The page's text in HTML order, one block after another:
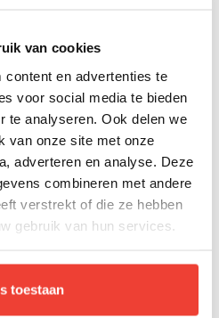
van cookies
en advertenties te
voor social media te bieden
te analyseren. Ook delen we
van onze site met onze
adverteren en analyse. Deze
combineren met andere
verstrekt of die ze hebben
gebruik van hun services.
toestaan
Dynamics 365
uitgelicht
Tips
subsidies
veranderd?
en waarom is het zo
nieuwe ChatGPT 4.0?
methodieken op
het verschil bij je
van Microsoft
in de huidige